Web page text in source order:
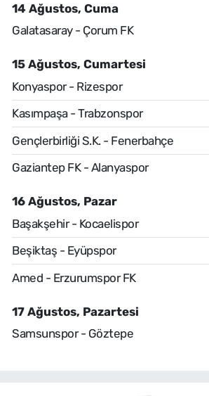
14 Ağustos, Cuma
Galatasaray - Çorum FK
15 Ağustos, Cumartesi
Konyaspor - Rizespor
Kasımpaşa - Trabzonspor
Gençlerbirliği S.K. - Fenerbahçe
Gaziantep FK - Alanyaspor
16 Ağustos, Pazar
Başakşehir - Kocaelispor
Beşiktaş - Eyüpspor
Amed - Erzurumspor FK
17 Ağustos, Pazartesi
Samsunspor - Göztepe